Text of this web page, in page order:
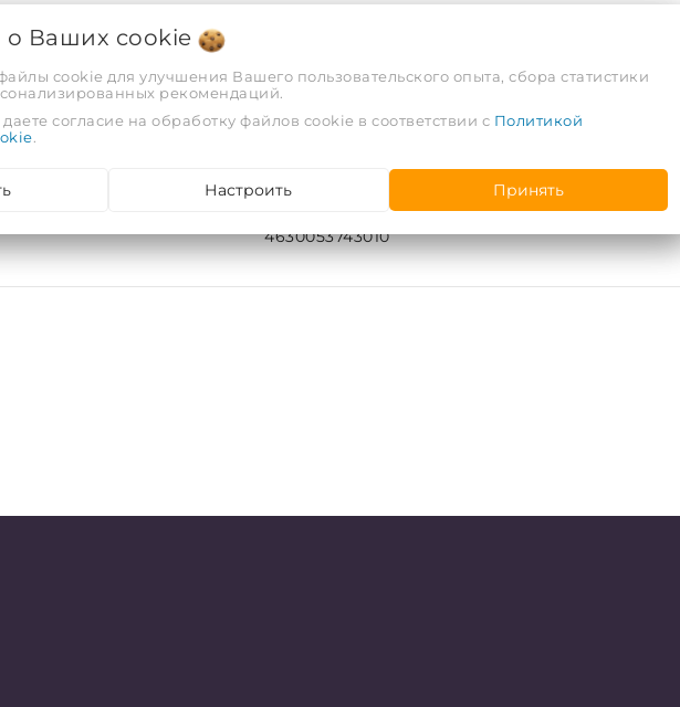
0,00037
10
4630053743010
о Ваших cookie
cookie для улучшения Вашего пользовательского опыта, сбора статистики
рекомендаций.
согласие на обработку файлов cookie в соответствии с Политикой
.
Настроить Принять